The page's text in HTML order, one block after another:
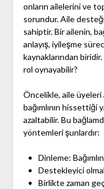
onların ailelerini ve
sorundur. Aile
sahiptir. Bir ailenin,
anlayış, iyileşme
kaynaklarından
rol oynayabilir?
Öncelikle, aile üyeleri
bağımlının hissettiği
azaltabilir. Bu
yöntemleri şunlardır:
Dinleme:
Destekleyici
Birlikte zaman